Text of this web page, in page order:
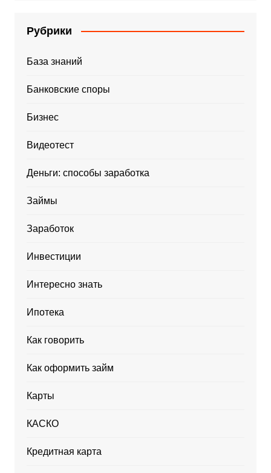
Рубрики
База знаний
Банковские споры
Бизнес
Видеотест
Деньги: способы заработка
Займы
Заработок
Инвестиции
Интересно знать
Ипотека
Как говорить
Как оформить займ
Карты
КАСКО
Кредитная карта